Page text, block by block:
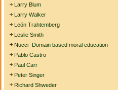
Larry Blum
Larry Walker
León Trahtemberg
Leslie Smith
Nucci- Domain based moral education
Pablo Castro
Paul Carr
Peter Singer
Richard Shweder